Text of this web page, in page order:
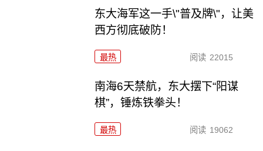
东大海军这一手\"普及牌\"，让美
西方彻底破防！
最热 阅读 22015
南海6天禁航，东大摆下“阳谋
棋”，锤炼铁拳头！
最热 阅读 19062